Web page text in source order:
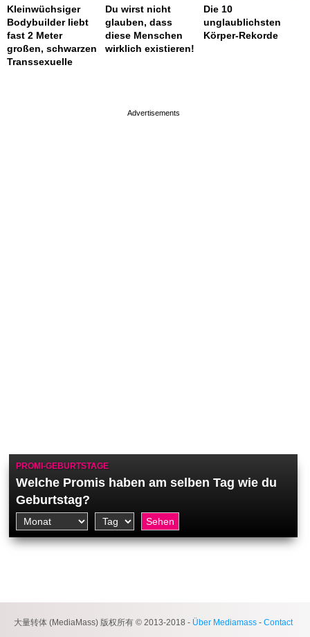
Kleinwüchsiger
Bodybuilder liebt
fast 2 Meter
großen, schwarzen
Transsexuelle
Du wirst nicht
glauben, dass
diese Menschen
wirklich existieren!
Die 10
unglaublichsten
Körper-Rekorde
PROMI-GEBURTSTAGE
Welche Promis haben am selben Tag wie du
Geburtstag?
大量转体 (MediaMass) 版权所有 © 2013-2018 - Über Mediamass - Contact